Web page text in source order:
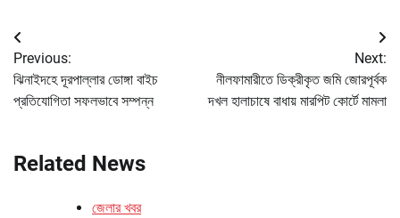
Post
navigation
Previous:
ঝিনাইদহে দূরপাল্লার ডোঙ্গা বাইচ
প্রতিযোগিতা সফলভাবে সম্পন্ন
Next:
নীলফামারীতে ডিক্রীকৃত জমি জোরপূর্বক
দখল হালাচাষে বাধায় মারপিট কোর্টে মামলা
Related News
জেলার খবর